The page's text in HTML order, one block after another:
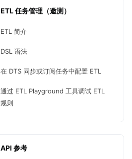
ETL 任务管理（邀测）
ETL 简介
DSL 语法
在 DTS 同步或订阅任务中配置 ETL
通过 ETL Playground 工具调试 ETL
规则
API 参考